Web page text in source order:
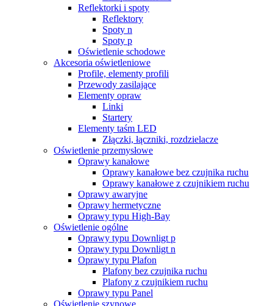
Reflektorki i spoty
Reflektory
Spoty n
Spoty p
Oświetlenie schodowe
Akcesoria oświetleniowe
Profile, elementy profili
Przewody zasilające
Elementy opraw
Linki
Startery
Elementy taśm LED
Złączki, łączniki, rozdzielacze
Oświetlenie przemysłowe
Oprawy kanałowe
Oprawy kanałowe bez czujnika ruchu
Oprawy kanałowe z czujnikiem ruchu
Oprawy awaryjne
Oprawy hermetyczne
Oprawy typu High-Bay
Oświetlenie ogólne
Oprawy typu Downligt p
Oprawy typu Downligt n
Oprawy typu Plafon
Plafony bez czujnika ruchu
Plafony z czujnikiem ruchu
Oprawy typu Panel
Oświetlenie szynowe